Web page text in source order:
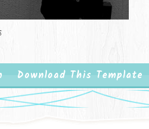
Download This Template